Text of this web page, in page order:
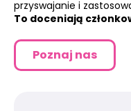
przyswajanie i
To doceniają
Poznaj nas